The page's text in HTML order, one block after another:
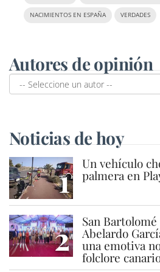
NACIMIENTOS EN ESPAÑA VERDADES
Autores de opinión
Noticias de hoy
1 Un vehículo
palmera en
2 San
Abelardo
una emotiva
folclore